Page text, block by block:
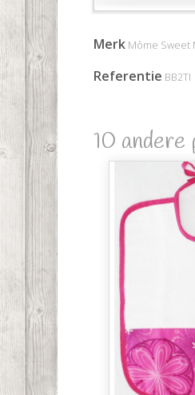
Merk Môme Sweet
Referentie BB2TI
10 andere